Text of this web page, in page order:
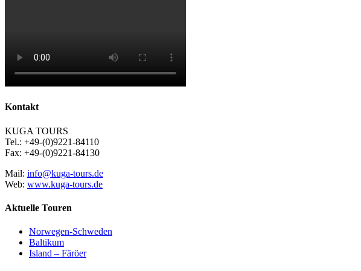
Kontakt
KUGA TOURS
Tel.: +49-(0)9221-84110
Fax: +49-(0)9221-84130
Mail: info@kuga-tours.de
Web: www.kuga-tours.de
Aktuelle Touren
Norwegen-Schweden
Baltikum
Island – Färöer